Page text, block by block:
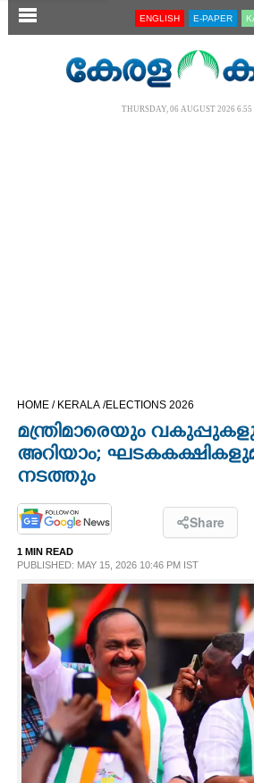
SECTIONS
OPINION
PHOTOS
LIFESTYLE
SPIRITUAL
INFO+
ART
ASTRO
ENGLISH E-PAPER
THURSDAY, 06 AUGUST 2026 6.55
HOME / KERALA /ELECTIONS 2026
മന്ത്രിമാരെയും
അറിയാം;
നടത്തും
Share
1 MIN READ
PUBLISHED: MAY 15, 2026 10:46 PM IST